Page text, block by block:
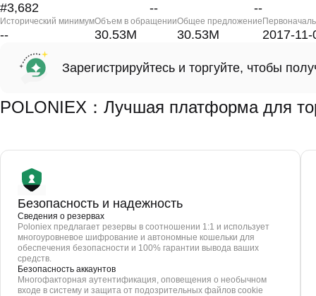
#3,682 -- --
Исторический минимум
--
Объем в обращении
30.53M
Общее предложение
30.53M 2017-11-
Зарегистрируйтесь и торгуйте, чтобы
POLONIEX：Лучшая платформа для
Безопасность и надежность
Сведения о резервах
Poloniex предлагает резервы в соотношении 1:1 и использует
многоуровневое шифрование и автономные кошельки для
обеспечения безопасности и 100% гарантии вывода ваших
средств.
Безопасность аккаунтов
Многофакторная аутентификация, оповещения о необычном
входе в систему и защита от подозрительных файлов cookie